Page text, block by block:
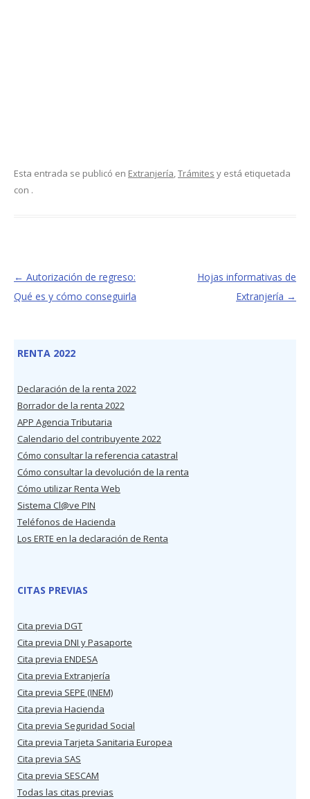
Esta entrada se publicó en Extranjería,Trámites y está etiquetada
con .
← Autorización de regreso:
Qué es y cómo conseguirla
Hojas informativas de
Extranjería →
RENTA 2022
Declaración de la renta 2022
Borrador de la renta 2022
APP Agencia Tributaria
Calendario del contribuyente 2022
Cómo consultar la referencia catastral
Cómo consultar la devolución de la renta
Cómo utilizar Renta Web
Sistema Cl@ve PIN
Teléfonos de Hacienda
Los ERTE en la declaración de Renta
CITAS PREVIAS
Cita previa DGT
Cita previa DNI y Pasaporte
Cita previa ENDESA
Cita previa Extranjería
Cita previa SEPE (INEM)
Cita previa Hacienda
Cita previa Seguridad Social
Cita previa Tarjeta Sanitaria Europea
Cita previa SAS
Cita previa SESCAM
Todas las citas previas